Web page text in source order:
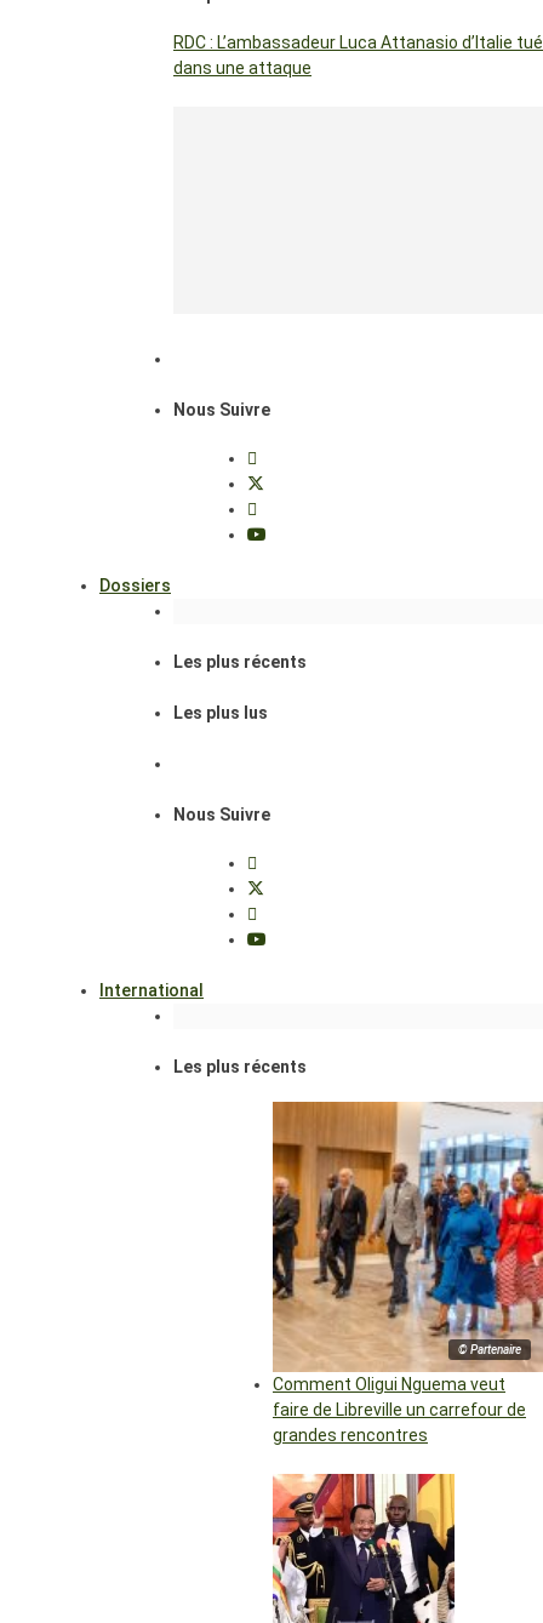
RDC : L’ambassadeur Luca Attanasio d’Italie tué
dans une attaque
Nous Suivre
Dossiers
Les plus récents
Les plus lus
Nous Suivre
International
Les plus récents
© Partenaire
Comment Oligui Nguema veut
faire de Libreville un carrefour de
grandes rencontres